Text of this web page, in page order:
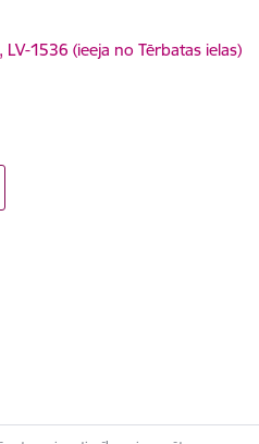
1536 (ieeja no Tērbatas ielas)